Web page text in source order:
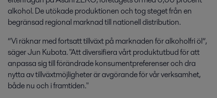
alkohol. De utökade produktionen och tog steget från en
begränsad regional marknad till nationell distribution.
”Vi räknar med fortsatt tillväxt på marknaden för alkoholfri öl”,
säger Jun Kubota. "Att diversifiera vårt produktutbud för att
anpassa sig till förändrade konsumentpreferenser och dra
nytta av tillväxtmöjligheter är avgörande för vår verksamhet,
både nu och i framtiden."